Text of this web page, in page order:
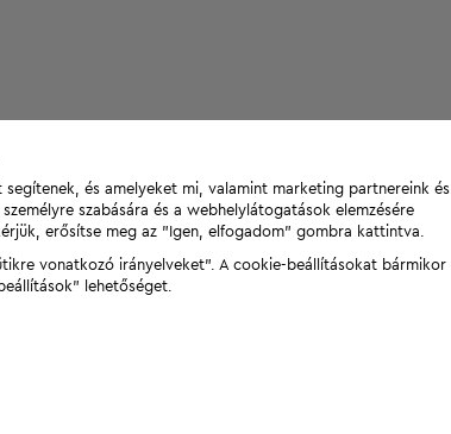
és amelyeket mi, valamint marketing partnereink és
szabására és a webhelylátogatások elemzésére
erősítse meg az "Igen, elfogadom" gombra kattintva.
vonatkozó irányelveket". A cookie-beállításokat bármikor
lehetőséget.